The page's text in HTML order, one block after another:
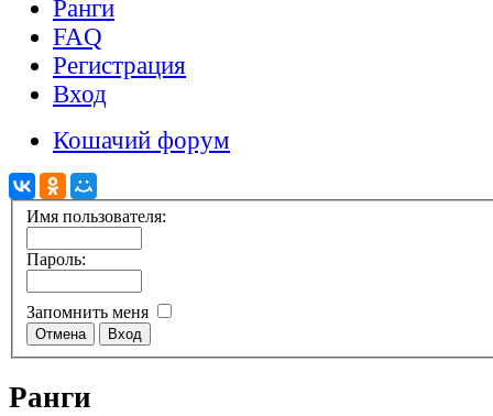
Ранги
FAQ
Регистрация
Вход
Кошачий форум
Имя пользователя:
Пароль:
Запомнить меня
Ранги